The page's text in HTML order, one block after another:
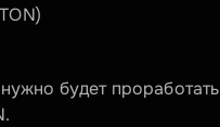
будет проработать